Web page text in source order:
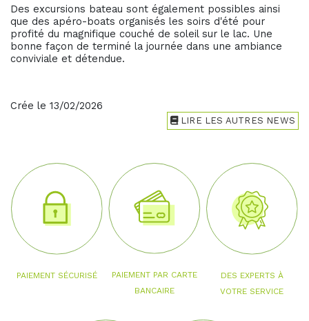
Des excursions bateau sont également possibles ainsi
que des apéro-boats organisés les soirs d'été pour
profité du magnifique couché de soleil sur le lac. Une
bonne façon de terminé la journée dans une ambiance
conviviale et détendue.
Crée le 13/02/2026
LIRE LES AUTRES NEWS
PAIEMENT SÉCURISÉ
PAIEMENT PAR CARTE
BANCAIRE
DES EXPERTS À
VOTRE SERVICE